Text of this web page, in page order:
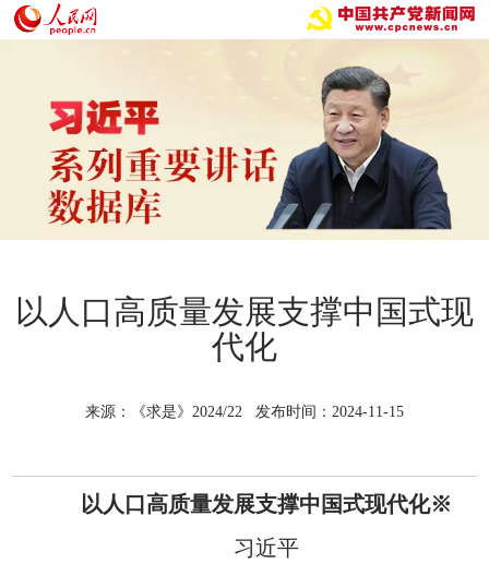
以人口高质量发展支撑中国式现
代化
来源：《求是》2024/22 发布时间：2024-11-15
以人口高质量发展支撑中国式现代化※
习近平